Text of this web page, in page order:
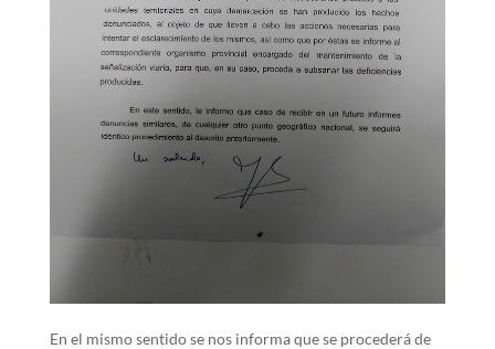
En el mismo sentido se nos informa que se procederá de